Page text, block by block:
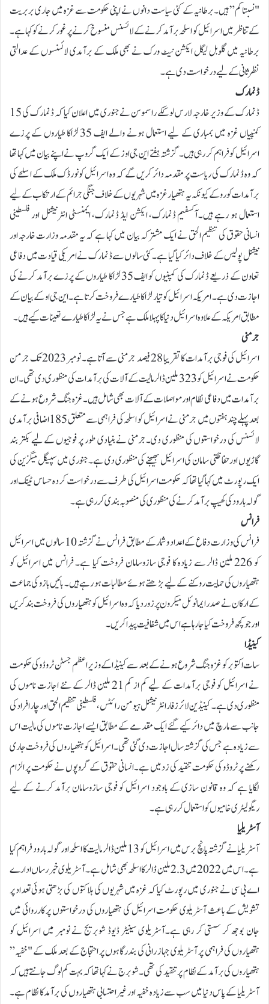
"نسبتا کم” ہیں۔برطانیہ کے کئی سیاست دانوں نے اپنی حکومت سے غزہ میں جاری بربریت
کے تناظر میں اسرائیل کو اسلحہ برآمد کرنے کے لائسنس منسوخ کرنے پر غور کرنے کو کہا ہے۔
برطانیہ میں گلوبل لیگل ایکشن نیٹ ورک نے بھی ملک کے برآمدی لائسنسوں کے عدالتی
نظرثانی کے لیے درخواست دی ہے۔
ڈنمارک
ڈنمارک کے وزیر خارجہ لارس لوککے راسموسن نے جنوری میں اعلان کیا کہ ڈنمارک کی 15
کمنپیاں غزہ میں بمباری کے لیے استعمال ہونے والے ایف 35 لڑاکا طیاروں کے پرزے
اسرائیل کو فراہم کر رہی ہیں۔ گزشتہ ہفتے این جی اوز کے ایک گروپ نے اپنے بیان میں کہا تھا
کہ وہ ڈنمارک کی ریاست پر مقدمہ دائر کریں گے کہ وہ اسرائیل کو نورڈک ملک کے اسلحے کی
برآمدات کو روکے کیونکہ یہ ہتھیار غزہ میں شہریوں کے خلاف جنگی جرائم کے ارتکاب کے لیے
استعمال ہو رہے ہیں۔آکسفیم ڈنمارک، ایکشن ایڈ ڈنمارک، ایمنسٹی انٹرنیشنل اور فلسطینی
انسانی حقوق کی تنظیم الحق نے ایک مشترکہ بیان میں کہا ہے کہ یہ مقدمہ وزارت خارجہ اور
نیشنل پولیس کے خلاف دائر کیا گیا ہے۔کئی سالوں سے ڈنمارک نے امریکی قیادت میں دفاعی
تعاون کے ذریعے ڈنمارک کی کمپنیوں کو ایف 35 لڑاکا طیاروں کے پرزے برآمد کرنے کی
اجازت دی ہے۔ امریکہ اسرائیل کو تیار لڑاکا طیارے فروخت کرتا ہے۔ این جی او کے بیان کے
مطابق امریکہ کے علاوہ اسرائیل دنیا کا پہلا ملک ہے جس نے یہ لڑاکا طیارے تعینات کیے ہیں۔
جرمنی
اسرائیل کی فوجی برآمدات کا تقریبا 28 فیصد جرمنی سے آتا ہے۔ نومبر 2023 تک جرمن
حکومت نے اسرائیل کو 323 ملین ڈالر مالیت کے آلات کی برآمدات کی منظوری دی تھی۔ ان
برآمدات میں دفاعی نظام اور مواصلات کے آلات بھی شامل ہیں۔ غزہ جنگ شروع ہونے کے
بعد پہلے چند ہفتوں میں جرمنی نے اسرائیل کو اسلحہ کی فراہمی سے متعلق 185 اضافی برآمدی
لائسنس کی درخواستوں کی منظوری دی۔جرمنی نے بنیادی طور پر فوجیوں کے لیے بکتر بند
گاڑیوں اور حفاظتی سامان کی اسرائیل بھیجنے کی منظوری دی ہے۔ جنوری میں سپیگل میگزین کی
ایک رپورٹ میں کہا گیا تھا کہ حکومت اسرائیل کی طرف سے درخواست کردہ حساس ٹینک اور
گولہ بارود کی کھیپ برآمد کرنے کی منظوری کی منصوبہ بندی کر رہی ہے۔
فرانس
فرانس کی وزارت دفاع کے اعداد و شمار کے مطابق فرانس نے گزشتہ 10 سالوں میں اسرائیل
کو 226 ملین ڈالر سے زیادہ کا فوجی سازوسامان فروخت کیا ہے۔ فرانس میں اسرائیل کو
ہتھیاروں کی حمایت روکنے کے لیے بڑھتے ہوئے مطالبات ہو رہے ہیں۔ بائیں بازو کی جماعت
کے ارکان نے صدر ایمانوئل میکرون پر زور دیا کہ وہ اسرائیل کو ہتھیاروں کی فروخت بند کریں
اور جو کچھ فروخت کیا جا رہا ہے اس میں شفافیت پیدا کریں۔
کینیڈا
سات اکتوبر کو غزہ جنگ شروع ہونے کے بعد سے کینیڈا کے وزیر اعظم جسٹن ٹروڈو کی حکومت
نے اسرائیل کو فوجی برآمدات کے لیے کم از کم 21 ملین ڈالر کے نئے اجازت ناموں کی
منظوری دی ہے۔ کینیڈین لائرز فار انٹرنیشنل ہیومن رائٹس، فلسطینی تنظیم الحق اور چار افراد کی
جانب سے مارچ میں دائر کیے گئے ایک مقدمے کے مطابق ایسے اجازت ناموں کی مالیت اس
سے زیادہ ہے جس کی گزشتہ سال اجازت دی گئی تھی۔ اسرائیل کو ہتھیاروں کی فروخت جاری
رکھنے پر ٹروڈو کی حکومت تنقید کی زد میں ہے۔انسانی حقوق کے گروپوں نے حکومت پر الزام
لگایا ہے کہ وہ قانون سازی کے باوجود اسرائیل کو فوجی سازوسامان برآمد کرنے کے لیے
ریگولیٹری خامیوں کو استعمال کر رہی ہے۔
آسٹریلیا
آسٹریلیا نے گزشتہ پانچ برس میں اسرائیل کو 13 ملین ڈالر مالیت کا اسلحہ اور گولہ بارود فراہم کیا
ہے۔ اس میں 2022 میں 2.3 ملین ڈالر کا اسلحہ بھی شامل ہے۔ آسٹریلوی خبر رساں ادارے
اے بی سی نے جنوری میں رپورٹ کیا کہ غزہ میں شہریوں کی ہلاکتوں کی بڑھتی ہوئی تعداد پر
تشویش کے باعث آسٹریلوی حکومت اسرائیل کی ہتھیاروں کی درخواستوں پر کارروائی میں
جان بوجھ کر سستی کر رہی ہے۔آسٹریلوی سینیٹر ڈیوڈ شوبریج نے نومبر میں اسرائیل کو
ہتھیاروں کی فراہمی پر آسٹریلوی جہاز رانی کی بندرگاہوں پر احتجاج کے بعد ملک کے "خفیہ”
ہتھیاروں کی برآمد کے نظام پر تنقید کی تھی۔ شوبرج نے کہا تھا کہ بہت کم لوگ جانتے ہیں کہ
آسٹریلیا کے پاس دنیا میں سب سے زیادہ خفیہ اور غیر احتسابی ہتھیاروں کی برآمد کا نظام ہے۔